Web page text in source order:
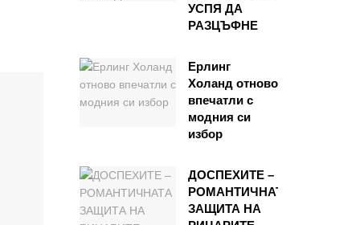
УСПЯ ДА
РАЗЦЪФНЕ
Ерлинг
Холанд отново
впечатли с
модния си
избор
ДОСПЕХИТЕ –
РОМАНТИЧНАТА
ЗАЩИТА НА